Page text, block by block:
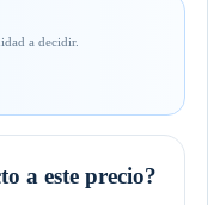
a decidir.
a este precio?